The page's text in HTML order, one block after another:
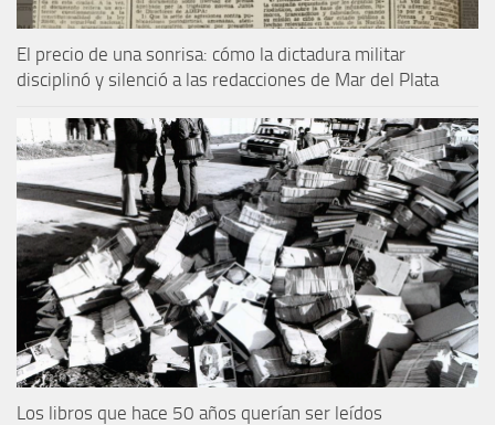
El precio de una sonrisa: cómo la dictadura militar
disciplinó y silenció a las redacciones de Mar del Plata
Los libros que hace 50 años querían ser leídos